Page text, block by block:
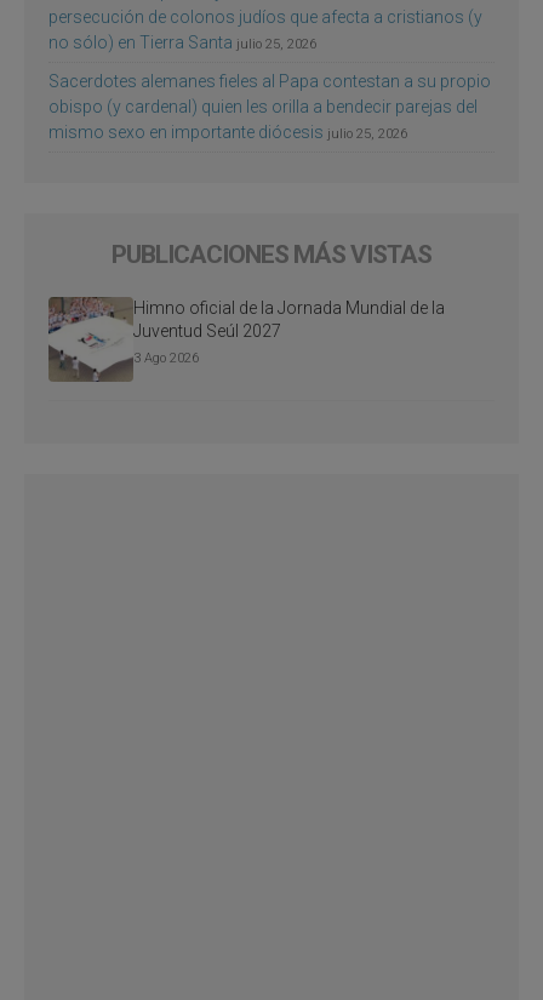
persecución de colonos judíos que afecta a cristianos (y
no sólo) en Tierra Santa julio 25, 2026
Sacerdotes alemanes fieles al Papa contestan a su propio
obispo (y cardenal) quien les orilla a bendecir parejas del
mismo sexo en importante diócesis julio 25, 2026
PUBLICACIONES MÁS VISTAS
Himno oficial de la Jornada Mundial de la
Juventud Seúl 2027
3 Ago 2026